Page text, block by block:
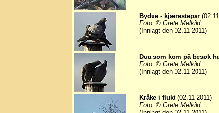
Bydue - kjærestepar
Foto: © Grete Melkild
(Innlagt den 02.11 2011)
Dua som kom på besøk
Foto: © Grete Melkild
(Innlagt den 02.11 2011)
Kråke i flukt(02.11 2011)
Foto: © Grete Melkild